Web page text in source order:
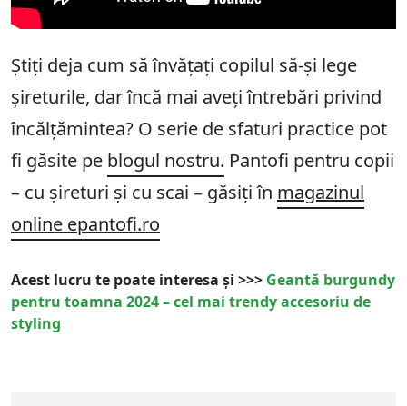
Știți deja cum să învățați copilul să-și lege
șireturile, dar încă mai aveți întrebări privind
încălțămintea? O serie de sfaturi practice pot
fi găsite pe blogul nostru. Pantofi pentru copii
– cu șireturi și cu scai – găsiți în magazinul
online epantofi.ro
Acest lucru te poate interesa și >>> Geantă burgundy
pentru toamna 2024 – cel mai trendy accesoriu de
styling